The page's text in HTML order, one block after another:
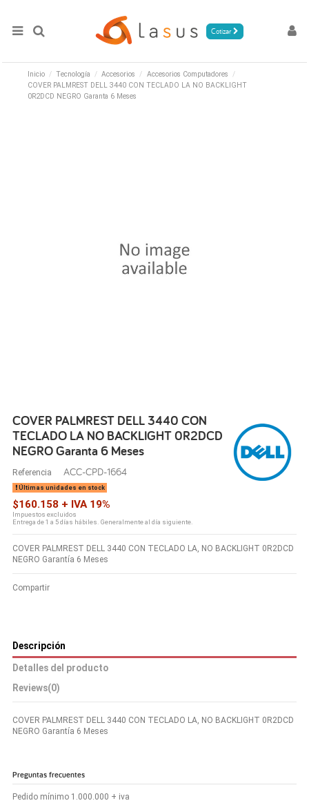
Cotizar
Inicio Tecnología Accesorios
Accesorios Computadores
COVER PALMREST DELL 3440 CON TECLADO LA NO BACKLIGHT
0R2DCD NEGRO Garanta 6 Meses
COVER PALMREST DELL 3440 CON
TECLADO LA NO BACKLIGHT 0R2DCD
NEGRO Garanta 6 Meses
Referencia ACC-CPD-1664
Últimas unidades en stock
$160.158 + IVA 19%
Impuestos excluidos
Entrega de 1 a 5 días hábiles. Generalmente al día siguiente.
COVER PALMREST DELL 3440 CON TECLADO LA, NO BACKLIGHT 0R2DCD
NEGRO Garantía 6 Meses
Compartir
Descripción
Detalles del producto
Reviews(0)
COVER PALMREST DELL 3440 CON TECLADO LA, NO BACKLIGHT 0R2DCD
NEGRO Garantía 6 Meses
Preguntas frecuentes
Pedido mínimo 1.000.000 + iva